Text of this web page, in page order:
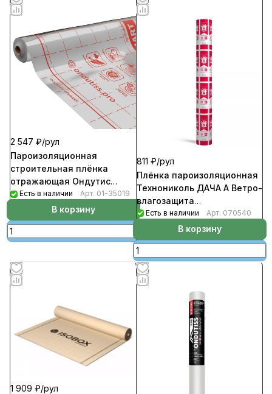
2 547 ₽/рул
Пароизоляционная
строительная плёнка
отражающая Ондутис
SMART Termo
(рул1,5м*46,66м.п-70кв.м)
Есть в наличии Арт. 01-35019
В корзину
811 ₽/рул
Плёнка пароизоляционная
Технониколь ДАЧА А Ветро-
влагозащита
(рул1,6м*37,5м-60м2) 35г/
Есть в наличии Арт. 070540
В корзину
1 909 ₽/рул